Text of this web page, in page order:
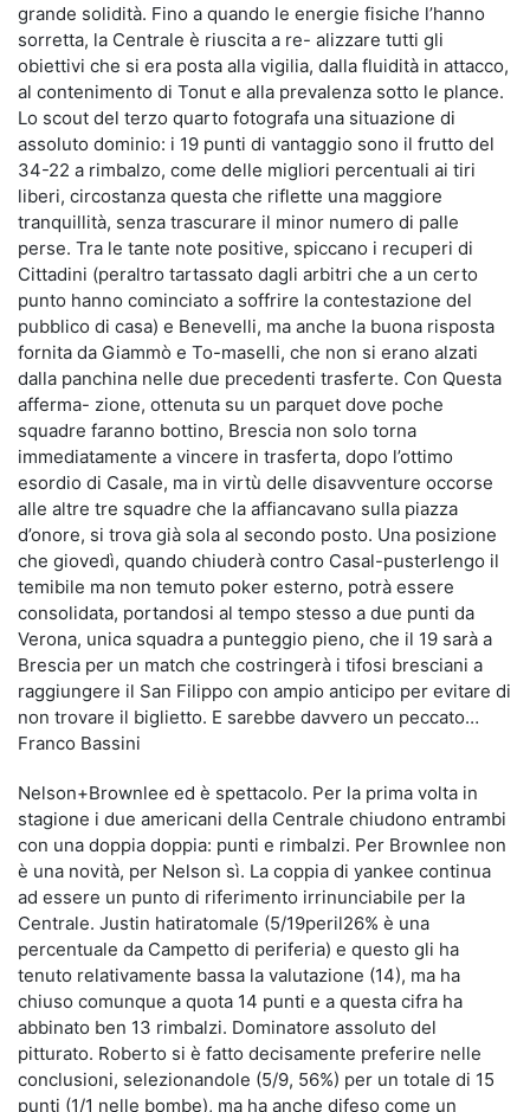
grande solidità. Fino a quando le energie fisiche l’hanno
sorretta, la Centrale è riuscita a re- alizzare tutti gli
obiettivi che si era posta alla vigilia, dalla fluidità in attacco,
al contenimento di Tonut e alla prevalenza sotto le plance.
Lo scout del terzo quarto fotografa una situazione di
assoluto dominio: i 19 punti di vantaggio sono il frutto del
34-22 a rimbalzo, come delle migliori percentuali ai tiri
liberi, circostanza questa che riflette una maggiore
tranquillità, senza trascurare il minor numero di palle
perse. Tra le tante note positive, spiccano i recuperi di
Cittadini (peraltro tartassato dagli arbitri che a un certo
punto hanno cominciato a soffrire la contestazione del
pubblico di casa) e Benevelli, ma anche la buona risposta
fornita da Giammò e To-maselli, che non si erano alzati
dalla panchina nelle due precedenti trasferte. Con Questa
afferma- zione, ottenuta su un parquet dove poche
squadre faranno bottino, Brescia non solo torna
immediatamente a vincere in trasferta, dopo l’ottimo
esordio di Casale, ma in virtù delle disavventure occorse
alle altre tre squadre che la affiancavano sulla piazza
d’onore, si trova già sola al secondo posto. Una posizione
che giovedì, quando chiuderà contro Casal-pusterlengo il
temibile ma non temuto poker esterno, potrà essere
consolidata, portandosi al tempo stesso a due punti da
Verona, unica squadra a punteggio pieno, che il 19 sarà a
Brescia per un match che costringerà i tifosi bresciani a
raggiungere il San Filippo con ampio anticipo per evitare di
non trovare il biglietto. E sarebbe davvero un peccato…
Franco Bassini
Nelson+Brownlee ed è spettacolo. Per la prima volta in
stagione i due americani della Centrale chiudono entrambi
con una doppia doppia: punti e rimbalzi. Per Brownlee non
è una novità, per Nelson sì. La coppia di yankee continua
ad essere un punto di riferimento irrinunciabile per la
Centrale. Justin hatiratomale (5/19peril26% è una
percentuale da Campetto di periferia) e questo gli ha
tenuto relativamente bassa la valutazione (14), ma ha
chiuso comunque a quota 14 punti e a questa cifra ha
abbinato ben 13 rimbalzi. Dominatore assoluto del
pitturato. Roberto si è fatto decisamente preferire nelle
conclusioni, selezionandole (5/9, 56%) per un totale di 15
punti (1/1 nelle bombe), ma ha anche difeso come un